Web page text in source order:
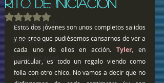
Chulazos XXX
Song of Bitch
ComiXXX
Comunicados
RITO DE INICIACIÓN
Obtuvo NaN de 5 estrellas.
Estos dos jóvenes son unos completos salidos
y no creo que pudiésemos cansarnos de ver a
cada uno de ellos en acción. Tyler, en
particular, es todo un regalo viendo como
folla con otro chico. No vamos a decir que no